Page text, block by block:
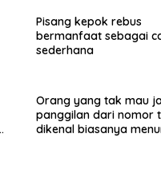
Pisang kepok rebus
bermanfaat sebagai
sederhana
Orang yang tak mau
panggilan dari nomor
dikenal biasanya